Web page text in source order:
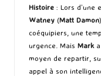
Histoire : Lors d’une
Watney (Matt Damon
coéquipiers, une
urgence. Mais Mark
moyen de repartir,
appel à son